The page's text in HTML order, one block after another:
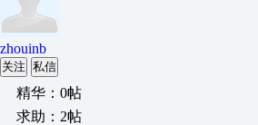
zhouinb
关注 私信
精华：0帖
求助：2帖